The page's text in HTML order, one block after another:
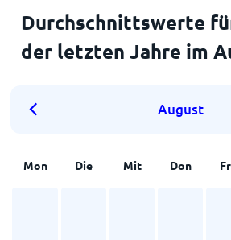
Durchschnittswerte
der letzten Jahre im
August
Mon Die Mit Don